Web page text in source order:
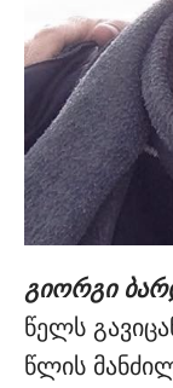
გიორგი
წელს
წლის